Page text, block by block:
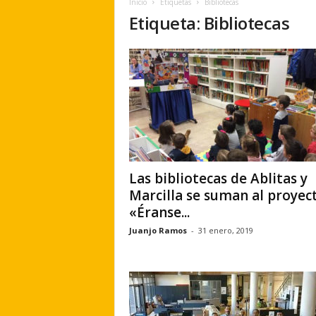
Inicio Etiquetas Bibliotecas
Etiqueta: Bibliotecas
Las bibliotecas de Ablitas y
Marcilla se suman al
«Éranse...
Juanjo Ramos - 31 enero, 2019